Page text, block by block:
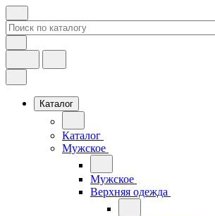
Каталог
Каталог
Мужское
Мужское
Верхняя одежда